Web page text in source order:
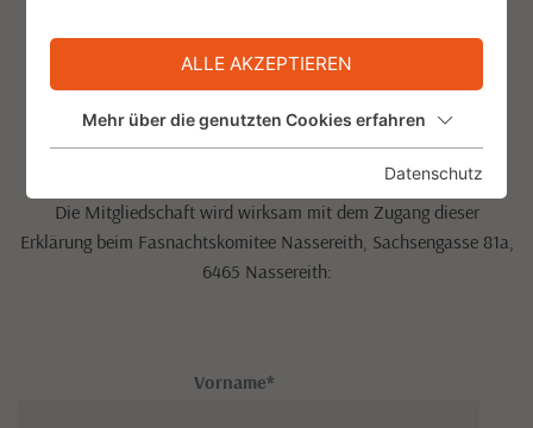
für die Mitgliedschaft im Förderkreis
Freunde der Nassereither Fasnacht
Die Mitgliedschaft wird wirksam mit dem Zugang dieser
Erklärung beim Fasnachtskomitee Nassereith, Sachsengasse 81a,
6465 Nassereith:
Vorname*
ALLE AKZEPTIEREN
Mehr über die genutzten Cookies erfahren
Datenschutz